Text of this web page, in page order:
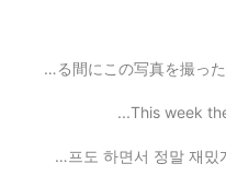
昨日食品の買い物してる間
This week
오랜만에 사촌동생과 만나서 같이